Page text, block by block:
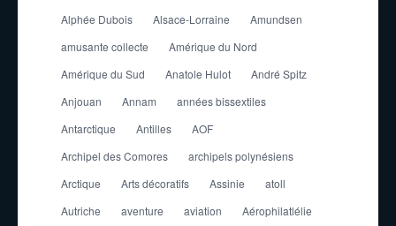
Alphée Dubois
Alsace-Lorraine
Amundsen
amusante collecte
Amérique du Nord
Amérique du Sud
Anatole Hulot
André Spitz
Anjouan
Annam
années bissextiles
Antarctique
Antilles
AOF
Archipel des Comores
archipels polynésiens
Arctique
Arts décoratifs Assinie
atoll
Autriche
aventure aviation
Aérophilatlélie